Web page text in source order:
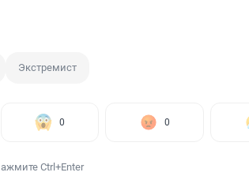
Экстремист
0 0
Ctrl+Enter